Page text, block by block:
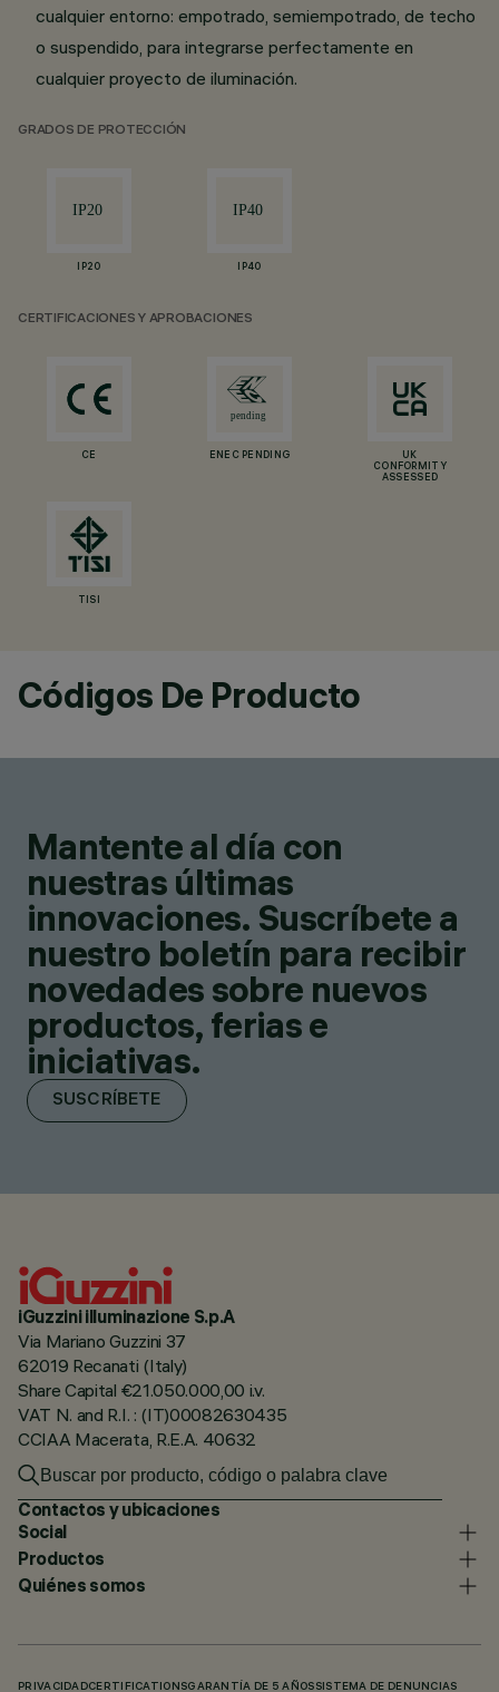
cualquier entorno: empotrado, semiempotrado, de techo
o suspendido, para integrarse perfectamente en
cualquier proyecto de iluminación.
GRADOS DE PROTECCIÓN
IP20 IP40
CERTIFICACIONES Y APROBACIONES
CE ENEC PENDING
UK
CONFORMITY
ASSESSED
TISI
Códigos De Producto
Mantente al día con
nuestras últimas
innovaciones. Suscríbete a
nuestro boletín para recibir
novedades sobre nuevos
productos, ferias e
iniciativas.
SUSCRÍBETE
iGuzzini illuminazione S.p.A
Via Mariano Guzzini 37
62019 Recanati (Italy)
Share Capital €21.050.000,00 i.v.
VAT N. and R.I. : (IT)00082630435
CCIAA Macerata, R.E.A. 40632
Contactos y ubicaciones
Social
Productos
Quiénes somos
PRIVACIDADCERTIFICATIONSGARANTÍA DE 5 AÑOS SISTEMA DE DENUNCIAS